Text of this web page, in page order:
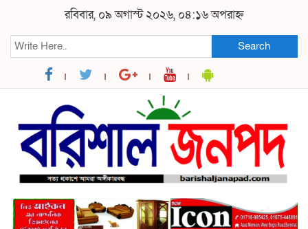
রবিবার, ০৯ অগাস্ট ২০২৬, ০৪:১৬ অপরাহ্ন
Search